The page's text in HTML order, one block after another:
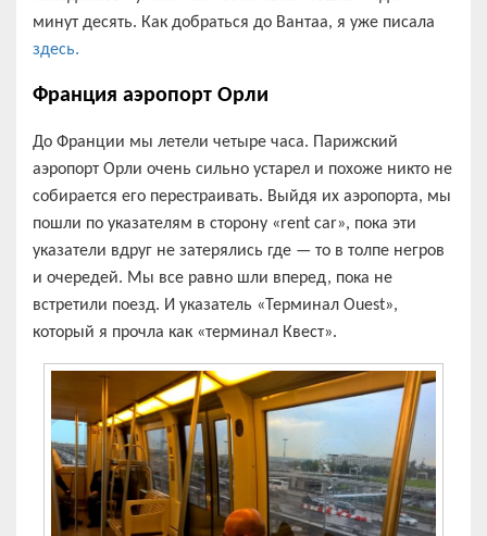
минут десять. Как добраться до Вантаа, я уже писала
здесь.
Франция аэропорт Орли
До Франции мы летели четыре часа. Парижский
аэропорт Орли очень сильно устарел и похоже никто не
собирается его перестраивать. Выйдя их аэропорта, мы
пошли по указателям в сторону «rent car», пока эти
указатели вдруг не затерялись где — то в толпе негров
и очередей. Мы все равно шли вперед, пока не
встретили поезд. И указатель «Терминал Ouest»,
который я прочла как «терминал Квест».